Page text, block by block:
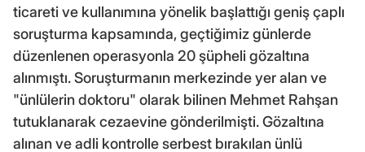
ticareti ve kullanımına yönelik başlattığı geniş çaplı
soruşturma kapsamında, geçtiğimiz günlerde
düzenlenen operasyonla 20 şüpheli gözaltına
alınmıştı. Soruşturmanın merkezinde yer alan ve
"ünlülerin doktoru" olarak bilinen Mehmet Rahşan
tutuklanarak cezaevine gönderilmişti. Gözaltına
alınan ve adli kontrolle serbest bırakılan ünlü